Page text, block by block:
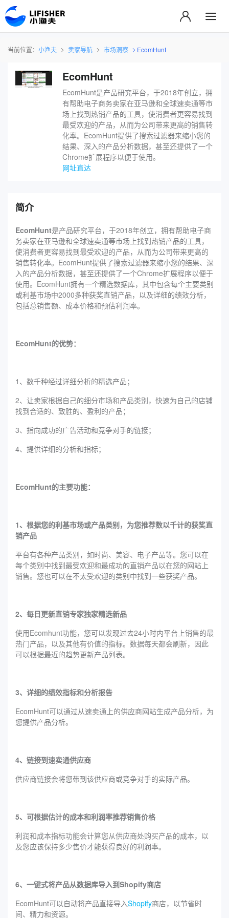
当前位置： 小渔夫 卖家导航 市场洞察 EcomHunt
EcomHunt
EcomHunt是产品研究平台，于2018年创立，拥
有帮助电子商务卖家在亚马逊和全球速卖通等市
场上找到热销产品的工具，使消费者更容易找到
最受欢迎的产品，从而为公司带来更高的销售转
化率。EcomHunt提供了搜索过滤器来缩小您的
结果、深入的产品分析数据，甚至还提供了一个
Chrome扩展程序以便于使用。
网址直达
简介
EcomHunt是产品研究平台，于2018年创立，拥有帮助电子商
务卖家在亚马逊和全球速卖通等市场上找到热销产品的工具，
使消费者更容易找到最受欢迎的产品，从而为公司带来更高的
销售转化率。EcomHunt提供了搜索过滤器来缩小您的结果、深
入的产品分析数据，甚至还提供了一个Chrome扩展程序以便于
使用。EcomHunt拥有一个精选数据库，其中包含每个主要类别
或利基市场中2000多种获奖直销产品，以及详细的绩效分析，
包括总销售额、成本价格和预估利润率。
EcomHunt的优势：
1、数千种经过详细分析的精选产品；
2、让卖家根据自己的细分市场和产品类别，快速为自己的店铺
找到合适的、致胜的、盈利的产品；
3、指向成功的广告活动和竞争对手的链接；
4、提供详细的分析和指标；
EcomHunt的主要功能：
1、根据您的利基市场或产品类别，为您推荐数以千计的获奖直
销产品
平台有各种产品类别，如时尚、美容、电子产品等。您可以在
每个类别中找到最受欢迎和最成功的直销产品以在您的网站上
销售。您也可以在不太受欢迎的类别中找到一些获奖产品。
2、每日更新直销专家独家精选新品
使用Ecomhunt功能，您可以发现过去24小时内平台上销售的最
热门产品，以及其他有价值的指标。数据每天都会刷新，因此
可以根据最近的趋势更新产品列表。
3、详细的绩效指标和分析报告
EcomHunt可以通过从速卖通上的供应商网站生成产品分析，为
您提供产品分析。
4、链接到速卖通供应商
供应商链接会将您带到该供应商或竞争对手的实际产品。
5、可根据估计的成本和利润率推荐销售价格
利润和成本指标功能会计算您从供应商处购买产品的成本，以
及您应该保持多少售价才能获得良好的利润率。
6、一键式将产品从数据库导入到Shopify商店
EcomHunt可以自动将产品直接导入Shopify商店，以节省时
间、精力和资源。